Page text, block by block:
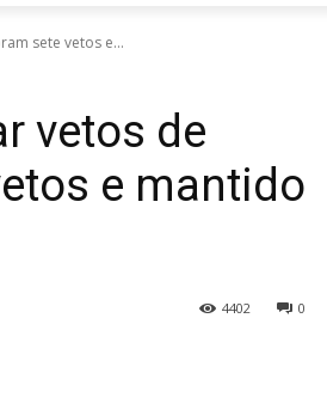
sete vetos e...
vetos de
e mantido
0
4402